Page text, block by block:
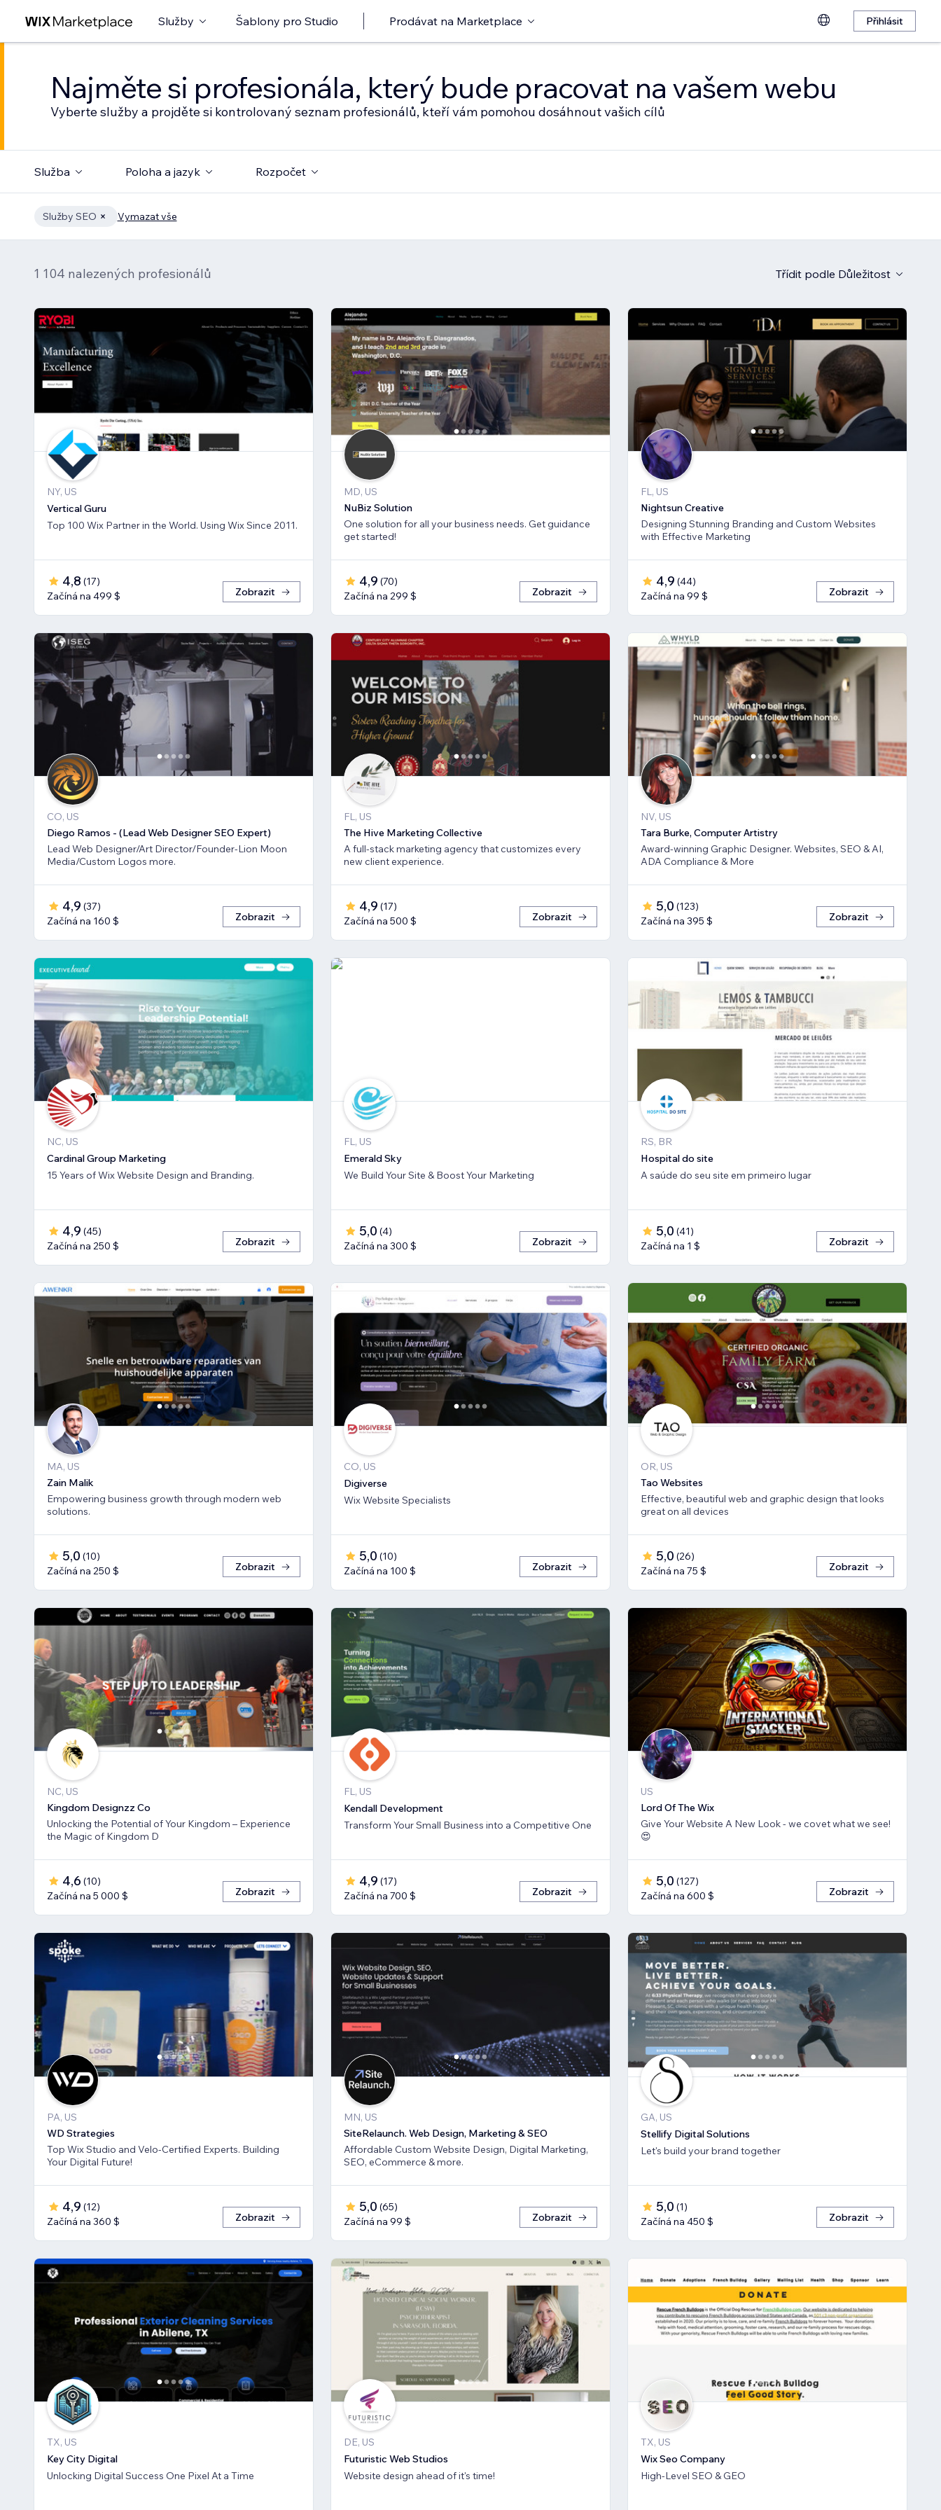
Služby Šablony pro Studio Prodávat na Marketplace Přihlásit
Najměte si profesionála, který bude pracovat na vašem webu
Vyberte služby a projděte si kontrolovaný seznam profesionálů, kteří vám pomohou dosáhnout vašich cílů
Služba Poloha a jazyk Rozpočet
Služby SEO Vymazat vše
1 104 nalezených profesionálů Třídit podle Důležitost
NY, US
Vertical Guru
Top 100 Wix Partner in the World. Using Wix Since 2011.
4,8 (17)
Začíná na 499 $
Zobrazit
MD, US
NuBiz Solution
One solution for all your business needs. Get guidance
get started!
4,9 (70)
Začíná na 299 $
Zobrazit
FL, US
Nightsun Creative
Designing Stunning Branding and Custom Websites
with Effective Marketing
4,9 (44)
Začíná na 99 $
Zobrazit
CO, US
Diego Ramos - (Lead Web Designer SEO Expert)
Lead Web Designer/Art Director/Founder-Lion Moon
Media/Custom Logos more.
4,9 (37)
Začíná na 160 $
Zobrazit
FL, US
The Hive Marketing Collective
A full-stack marketing agency that customizes every
new client experience.
4,9 (17)
Začíná na 500 $
Zobrazit
NV, US
Tara Burke, Computer Artistry
Award-winning Graphic Designer. Websites, SEO & AI,
ADA Compliance & More
5,0 (123)
Začíná na 395 $
Zobrazit
NC, US
Cardinal Group Marketing
15 Years of Wix Website Design and Branding.
4,9 (45)
Začíná na 250 $
Zobrazit
FL, US
Emerald Sky
We Build Your Site & Boost Your Marketing
5,0 (4)
Začíná na 300 $
Zobrazit
RS, BR
Hospital do site
A saúde do seu site em primeiro lugar
5,0 (41)
Začíná na 1 $
Zobrazit
MA, US
Zain Malik
Empowering business growth through modern web
solutions.
5,0 (10)
Začíná na 250 $
Zobrazit
CO, US
Digiverse
Wix Website Specialists
5,0 (10)
Začíná na 100 $
Zobrazit
OR, US
Tao Websites
Effective, beautiful web and graphic design that looks
great on all devices
5,0 (26)
Začíná na 75 $
Zobrazit
NC, US
Kingdom Designzz Co
Unlocking the Potential of Your Kingdom – Experience
the Magic of Kingdom D
4,6 (10)
Začíná na 5 000 $
Zobrazit
FL, US
Kendall Development
Transform Your Small Business into a Competitive One
4,9 (17)
Začíná na 700 $
Zobrazit
US
Lord Of The Wix
Give Your Website A New Look - we covet what we see!
😍
5,0 (127)
Začíná na 600 $
Zobrazit
PA, US
WD Strategies
Top Wix Studio and Velo-Certified Experts. Building
Your Digital Future!
4,9 (12)
Začíná na 360 $
Zobrazit
MN, US
SiteRelaunch. Web Design, Marketing & SEO
Affordable Custom Website Design, Digital Marketing,
SEO, eCommerce & more.
5,0 (65)
Začíná na 99 $
Zobrazit
GA, US
Stellify Digital Solutions
Let's build your brand together
5,0 (1)
Začíná na 450 $
Zobrazit
TX, US
Key City Digital
Unlocking Digital Success One Pixel At a Time
DE, US
Futuristic Web Studios
Website design ahead of it's time!
TX, US
Wix Seo Company
High-Level SEO & GEO